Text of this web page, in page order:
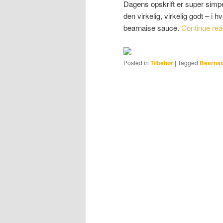
Dagens opskrift er super
den virkelig, virkelig godt – i
bearnaise sauce. Continue
Posted in Tilbehør | Tagged